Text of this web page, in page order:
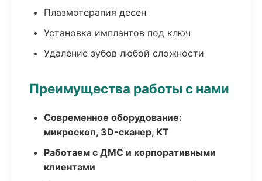
Плазмотерапия десен
Установка имплантов под ключ
Удаление зубов любой сложности
Преимущества работы с нами
Современное оборудование:
микроскоп, 3D-сканер, КТ
Работаем с ДМС и корпоративными
клиентами